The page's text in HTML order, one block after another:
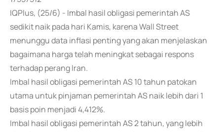
IQPlus, (25/6) - Imbal hasil obligasi pemerintah AS
sedikit naik pada hari Kamis, karena Wall Street
menunggu data inflasi penting yang akan menjelaskan
bagaimana harga telah meningkat sebagai respons
terhadap perang Iran.
Imbal hasil obligasi pemerintah AS 10 tahun patokan
utama untuk pinjaman pemerintah AS naik lebih dari 1
basis poin menjadi 4,412%.
Imbal hasil obligasi pemerintah AS 2 tahun, yang lebih